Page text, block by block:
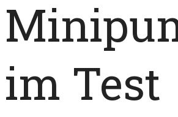
im Test